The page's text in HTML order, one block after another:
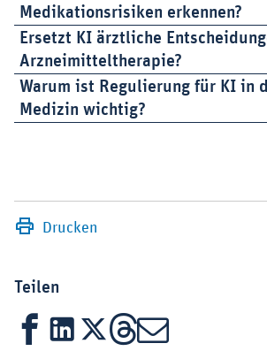
Medikationsrisiken erkennen?
Ersetzt KI ärztliche
Arzneimitteltherapie?
Warum ist Regulierung für KI in
Medizin wichtig?
Drucken
Teilen
FacebookLinkedIn
X Threads
Mail